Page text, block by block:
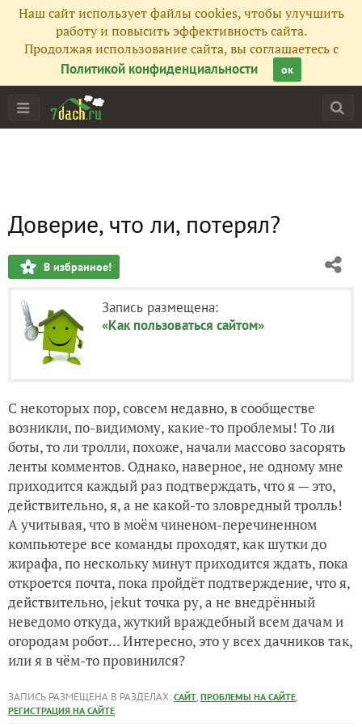
Наш сайт использует файлы cookies, чтобы улучшить
работу и повысить эффективность сайта.
Продолжая использование сайта, вы соглашаетесь с
Политикой конфиденциальности
ок
Доверие, что ли, потерял?
В избранное!
Запись размещена:
«Как пользоваться сайтом»
С некоторых пор, совсем недавно, в сообществе
возникли, по-видимому, какие-то проблемы! То ли
боты, то ли тролли, похоже, начали массово засорять
ленты комментов. Однако, наверное, не одному мне
приходится каждый раз подтверждать, что я — это,
действительно, я, а не какой-то зловредный тролль!
А учитывая, что в моём чиненом-перечиненном
компьютере все команды проходят, как шутки до
жирафа, по нескольку минут приходится ждать, пока
откроется почта, пока пройдёт подтверждение, что я,
действительно, jekut точка ру, а не внедрённый
неведомо откуда, жуткий враждебный всем дачам и
огородам робот… Интересно, это у всех дачников так,
или я в чём-то провинился?
ЗАПИСЬ РАЗМЕЩЕНА В РАЗДЕЛАХ: САЙТ, ПРОБЛЕМЫ НА САЙТЕ,
РЕГИСТРАЦИЯ НА САЙТЕ